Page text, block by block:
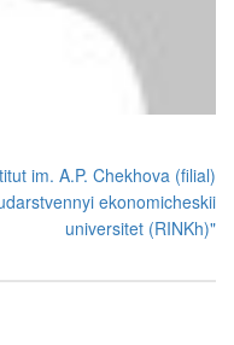
im. A.P. Chekhova (filial)
ekonomicheskii
universitet (RINKh)"